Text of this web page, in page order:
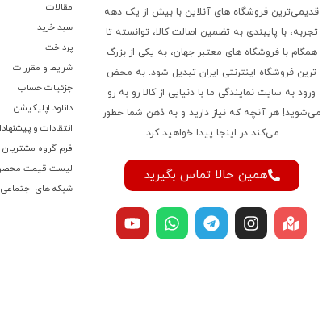
قدیمی‌ترین فروشگاه های آنلاین با بیش از یک دهه
تجربه، با پایبندی به تضمین اصالت کالا، توانسته تا
همگام با فروشگاه‌ های معتبر جهان، به یکی از بزرگ‌
ترین فروشگاه اینترنتی ایران تبدیل شود. به محض
ورود به سایت نمایندگی ما با دنیایی از کالا رو به رو
می‌شوید! هر آنچه که نیاز دارید و به ذهن شما خطور
می‌کند در اینجا پیدا خواهید کرد.
همین حالا تماس بگیرید
مقالات
سبد خرید
پرداخت
شرایط و مقررات
جزئیات حساب
دانلود اپلیکیشن
انتقادات و
فرم گروه مشتریان
لیست قیمت
شبکه های اجتماعی